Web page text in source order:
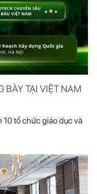
TẠI VIỆT NAM
10 tổ chức giáo dục và